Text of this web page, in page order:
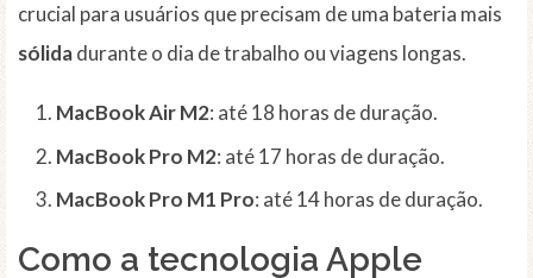
crucial para usuários que precisam de uma bateria mais
sólidadurante o dia de trabalho ou viagens longas.
MacBook Air M2: até 18 horas de duração.
MacBook Pro M2: até 17 horas de duração.
MacBook Pro M1 Pro: até 14 horas de duração.
Como a tecnologia Apple